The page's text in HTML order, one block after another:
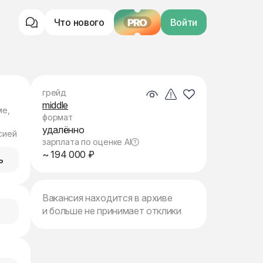
Что нового PRO Войти
грейд
middle
формат
удалённо
зарплата по оценке AI
~ 194 000 ₽
Вакансия находится в архиве
и больше не принимает отклики